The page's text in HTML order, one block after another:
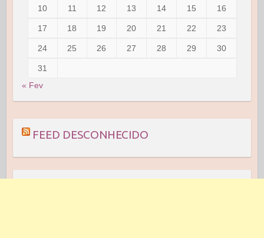
10 11 12 13 14 15 16
17 18 19 20 21 22 23
24 25 26 27 28 29 30
31
« Fev
FEED DESCONHECIDO